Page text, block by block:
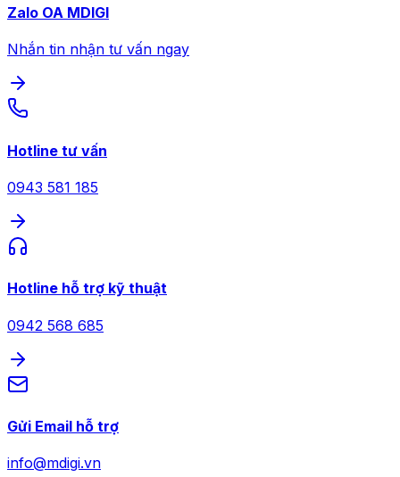
Zalo OA MDIGI
Nhắn tin nhận tư vấn ngay
Hotline tư vấn
0943 581 185
Hotline hỗ trợ kỹ thuật
0942 568 685
Gửi Email hỗ trợ
info@mdigi.vn